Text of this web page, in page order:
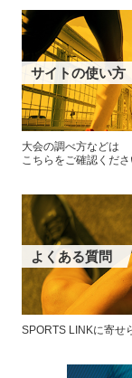
サイトの使い方
大会の調べ方などは
こちらをご確認くださ
よくある質問
SPORTS LINKに寄せ